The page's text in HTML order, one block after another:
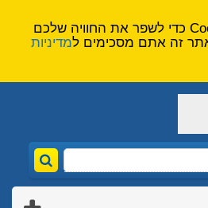
אנו משתמשים ב-Cookies כדי לשפר את החוויה שלכם
זה אתם מסכימים למדיניות